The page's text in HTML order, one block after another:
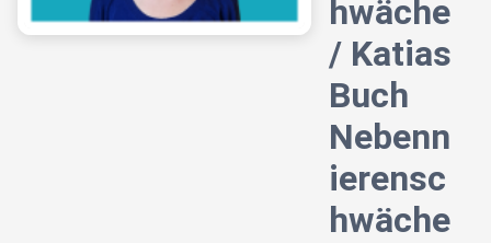
hwäche
/ Katias
Buch
Nebenn
ierensc
hwäche